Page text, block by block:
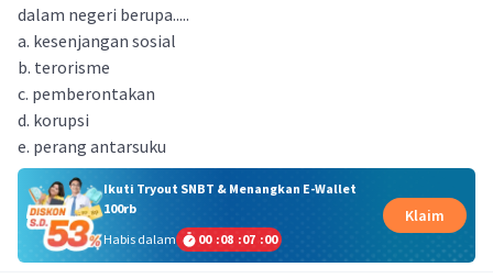
dalam negeri berupa.....
a. kesenjangan sosial
b. terorisme
c. pemberontakan
d. korupsi
e. perang antarsuku
Ikuti Tryout SNBT & Menangkan E-Wallet
100rb
Habis dalam
00 :08 :07 :00
Klaim